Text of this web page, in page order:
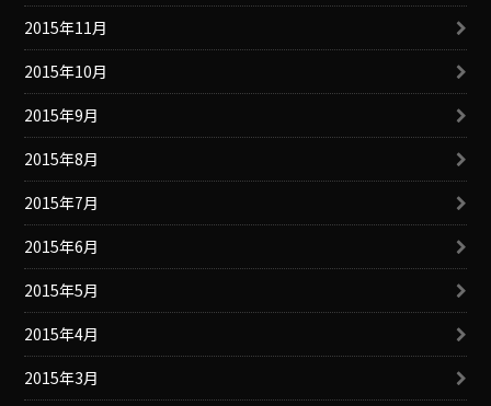
2015年11月
2015年10月
2015年9月
2015年8月
2015年7月
2015年6月
2015年5月
2015年4月
2015年3月